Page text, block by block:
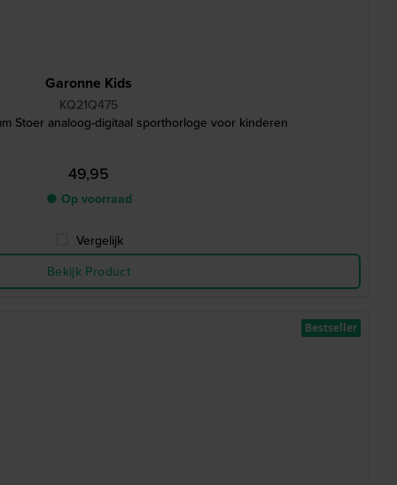
Garonne Kids
KQ21Q475
Stoer analoog-digitaal sporthorloge voor kinderen
49,95
● Op voorraad
Vergelijk
Bekijk Product
Bestseller